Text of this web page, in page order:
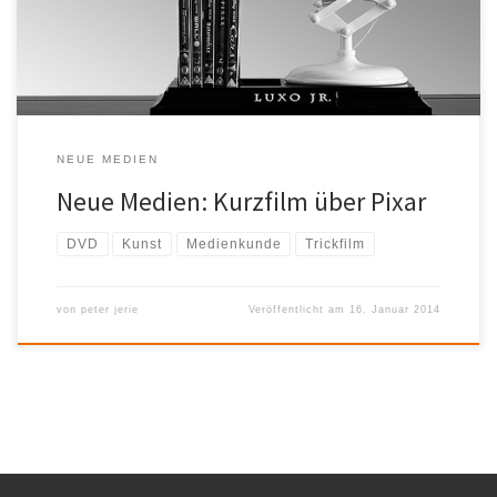
Unterrichtssequenzen z.B. im Kunstunterricht oder im Kurs
Medienkunde dienen, um z.B. den Arbeitsablauf von Idee […]
NEUE MEDIEN
Neue Medien: Kurzfilm über Pixar
DVD Kunst Medienkunde Trickfilm
von peter jerie Veröffentlicht am 16. Januar 2014